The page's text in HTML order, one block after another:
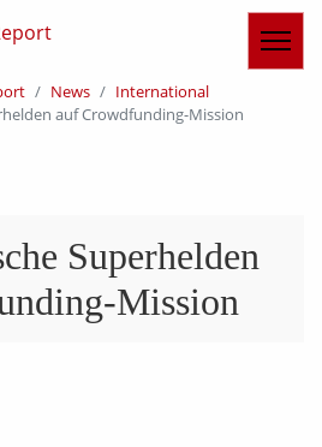
News
International
auf Crowdfunding-Mission
Superhelden
Mission